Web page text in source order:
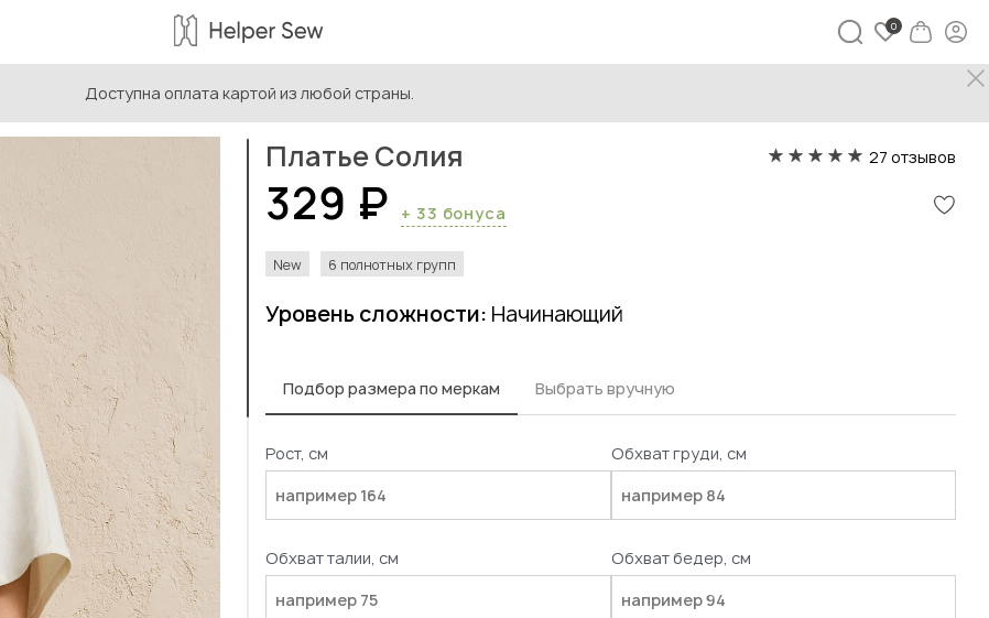
Доступна оплата картой из любой страны.
Выкройки женской одежды / Платье Солия
Платье Солия 27 отзывов
329 ₽ + 33 бонуса
New 6 полнотных групп
Уровень сложности: Начинающий
Подбор размера по меркам Выбрать вручную
Рост, см Обхват груди, см
Обхват талии, см Обхват бедер, см